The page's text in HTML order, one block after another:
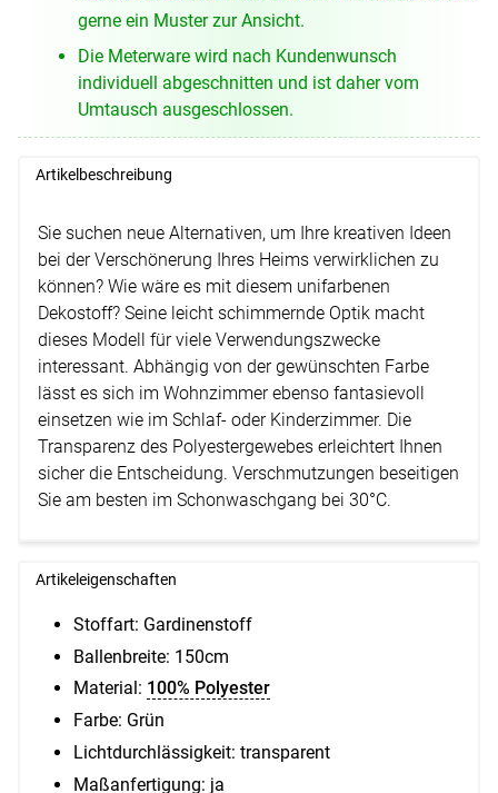
gerne ein Muster zur Ansicht.
Die Meterware wird nach Kundenwunsch
individuell abgeschnitten und ist daher vom
Umtausch ausgeschlossen.
Artikelbeschreibung
Sie suchen neue Alternativen, um Ihre kreativen Ideen
bei der Verschönerung Ihres Heims verwirklichen zu
können? Wie wäre es mit diesem unifarbenen
Dekostoff? Seine leicht schimmernde Optik macht
dieses Modell für viele Verwendungszwecke
interessant. Abhängig von der gewünschten Farbe
lässt es sich im Wohnzimmer ebenso fantasievoll
einsetzen wie im Schlaf- oder Kinderzimmer. Die
Transparenz des Polyestergewebes erleichtert Ihnen
sicher die Entscheidung. Verschmutzungen beseitigen
Sie am besten im Schonwaschgang bei 30°C.
Artikeleigenschaften
Stoffart: Gardinenstoff
Ballenbreite: 150cm
Material: 100% Polyester
Farbe: Grün
Lichtdurchlässigkeit: transparent
Maßanfertigung: ja